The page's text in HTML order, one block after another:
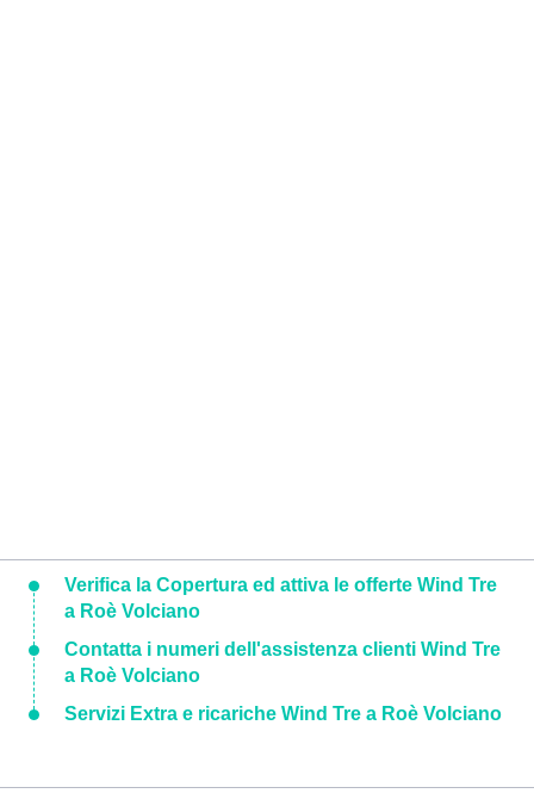
Verifica la Copertura ed attiva le offerte Wind Tre
a Roè Volciano
Contatta i numeri dell'assistenza clienti Wind Tre
a Roè Volciano
Servizi Extra e ricariche Wind Tre a Roè Volciano